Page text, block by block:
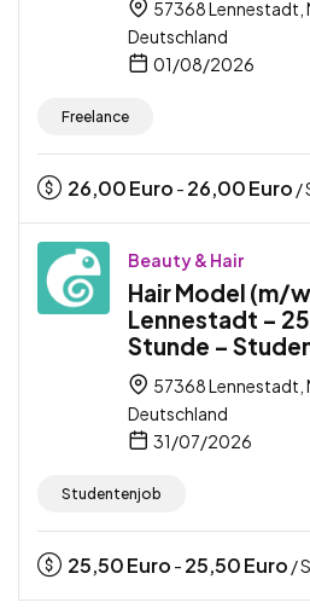
57368 Lennestadt,
Deutschland
01/08/2026
Freelance
26,00Euro - 26,00Euro /
Beauty & Hair
Hair Model (m/
Lennestadt –
Stunde –
57368 Lennestadt,
Deutschland
31/07/2026
Studentenjob
25,50Euro - 25,50Euro /